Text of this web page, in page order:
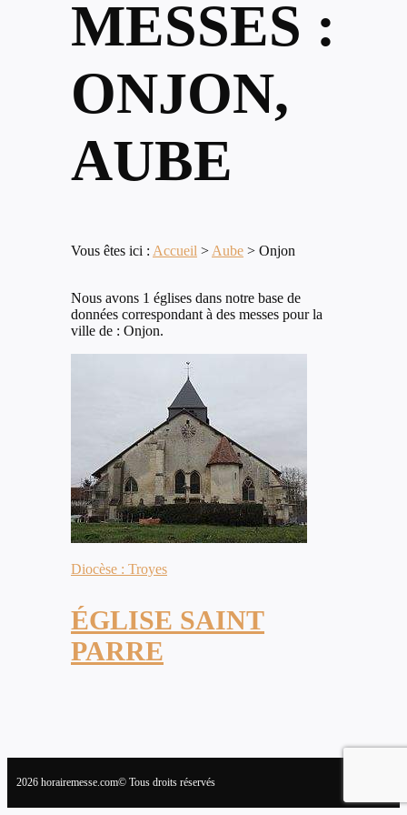
MESSES :
ONJON,
AUBE
Vous êtes ici : Accueil > Aube > Onjon
Nous avons 1 églises dans notre base de
données correspondant à des messes pour la
ville de : Onjon.
Diocèse : Troyes
ÉGLISE SAINT
PARRE
2026 horairemesse.com© Tous droits réservés